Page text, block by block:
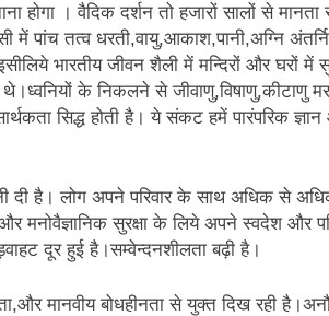
। वैदिक दर्शन तो हजारों सालों से मानता
पांच तत्व धरती,वायु,आकाश,पानी,अग्नि
भारतीय जीवन शैली में मन्दिरों और घरों में
के निकलने से जीवाणु,विषाणु,कीटाणु
सिद्ध होती है। ये संकट हमें पारंपरिक ज्ञान
है। लोग अपने परिवार के साथ अधिक से
मनोवैज्ञानिक सुरक्षा के लिये अपने स्वदेश और
दूर हुई है।सम्वेन्दनशीलता बढ़ी है।
मानवीय बोधहीनता से युक्त दिख रही